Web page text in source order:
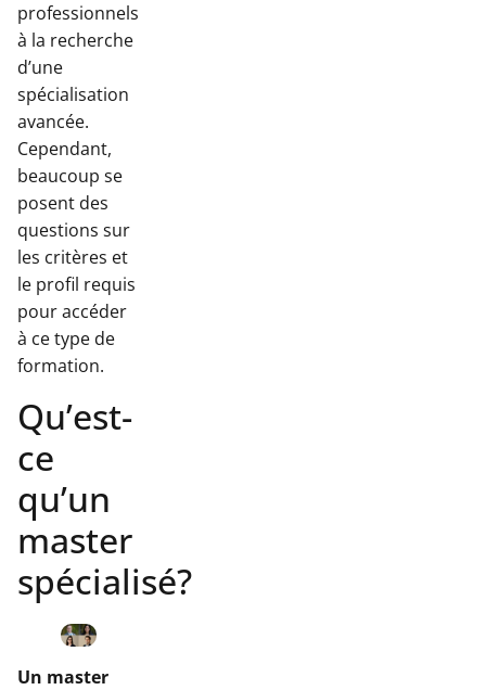
professionnels
à la recherche
d’une
spécialisation
avancée.
Cependant,
beaucoup se
posent des
questions sur
les critères et
le profil requis
pour accéder
à ce type de
formation.
Qu’est-
ce
qu’un
master
spécialisé?
Un master